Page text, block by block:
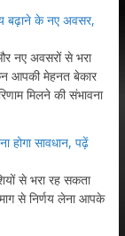
बढ़ाने के नए अवसर,
नए अवसरों से भरा
आपकी मेहनत बेकार
मिलने की संभावना
होगा सावधान, पढ़ें
से भरा रह सकता
से निर्णय लेना आपके